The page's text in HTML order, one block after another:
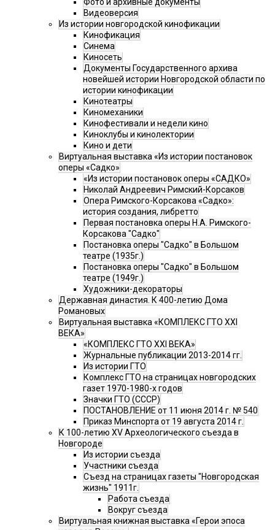
Фото и архивные документы
Видеоверсия
Из истории новгородской кинофикации
Кинофикация
Синема
Киносеть
Документы Государственного архива
новейшей истории Новгородской области по
истории кинофикации
Кинотеатры
Киномеханики
Кинофестивали и недели кино
Киноклубы и кинолектории
Кино и дети
Виртуальная выставка «Из истории постановок
оперы «Садко»
«Из истории постановок оперы «САДКО»
Николай Андреевич Римский-Корсаков
Опера Римского-Корсакова «Садко»:
история создания, либретто
Первая постановка оперы Н.А. Римского-
Корсакова "Садко"
Постановка оперы "Садко" в Большом
театре (1935г.)
Постановка оперы "Садко" в Большом
театре (1949г.)
Художники-декораторы
Державная династия. К 400-летию Дома
Романовых
Виртуальная выставка «КОМПЛЕКС ГТО XXI
ВЕКА»
«КОМПЛЕКС ГТО XXI ВЕКА»
Журнальные публикации 2013-2014 гг.
Из истории ГТО
Комплекс ГТО на страницах новгородских
газет 1970-1980-х годов
Значки ГТО (СССР)
ПОСТАНОВЛЕНИЕ от 11 июня 2014 г. № 540
Приказ Минспорта от 19 августа 2014 г.
К 100-летию XV Археологического съезда в
Новгороде
Из истории съезда
Участники съезда
Cъезд на страницах газеты "Новгородская
жизнь" 1911г.
Работа съезда
Вокруг съезда
Виртуальная книжная выставка «Герои эпоса